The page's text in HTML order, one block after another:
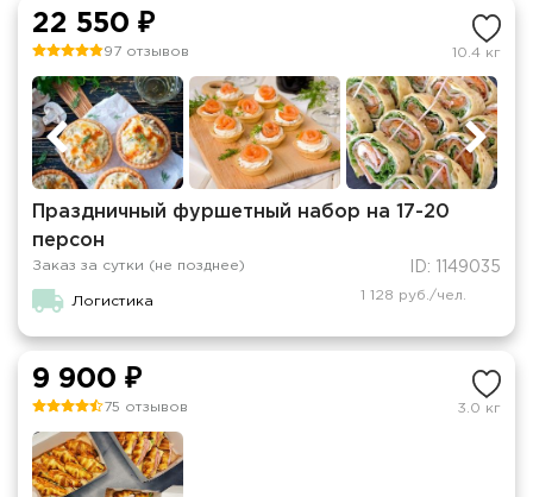
22 550 ₽
97 отзывов 10.4 кг
Праздничный фуршетный набор на 17-20
персон
Заказ за сутки (не позднее) ID: 1149035
Логистика 1 128 руб./чел.
9 900 ₽
75 отзывов 3.0 кг